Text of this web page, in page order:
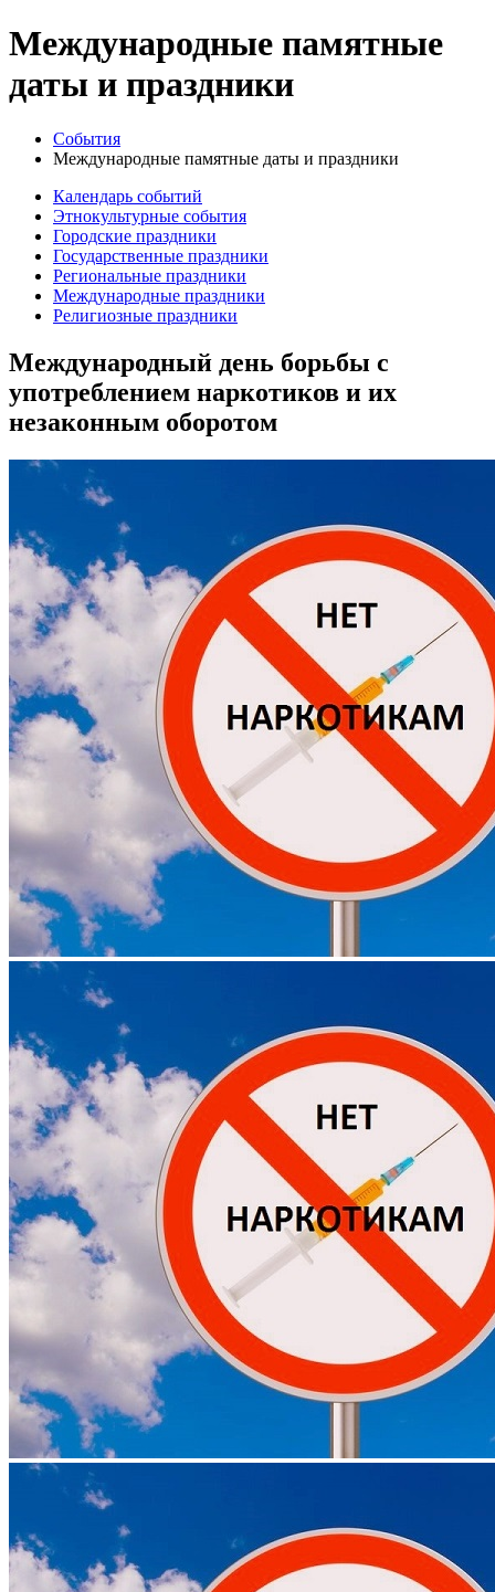
Международные памятные
даты и праздники
События
Международные памятные даты и праздники
Календарь событий
Этнокультурные события
Городские праздники
Государственные праздники
Региональные праздники
Международные праздники
Религиозные праздники
Международный день борьбы с
употреблением наркотиков и их
незаконным оборотом